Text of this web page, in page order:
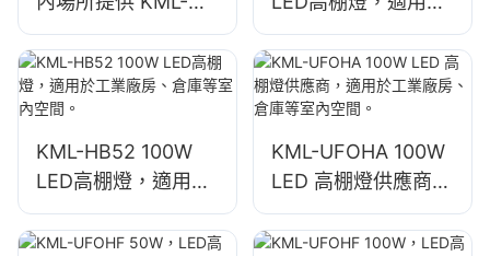
HB30 150W LED 工
業和礦業照明燈具。
維修車間、倉庫等室
內場所。
KML-HB52 100W
LED高棚燈，適用於
工業廠房、倉庫等室
內空間。
KML-UFOHA 100W
LED 高棚燈供應商，
適用於工業廠房、倉
庫等室內空間。